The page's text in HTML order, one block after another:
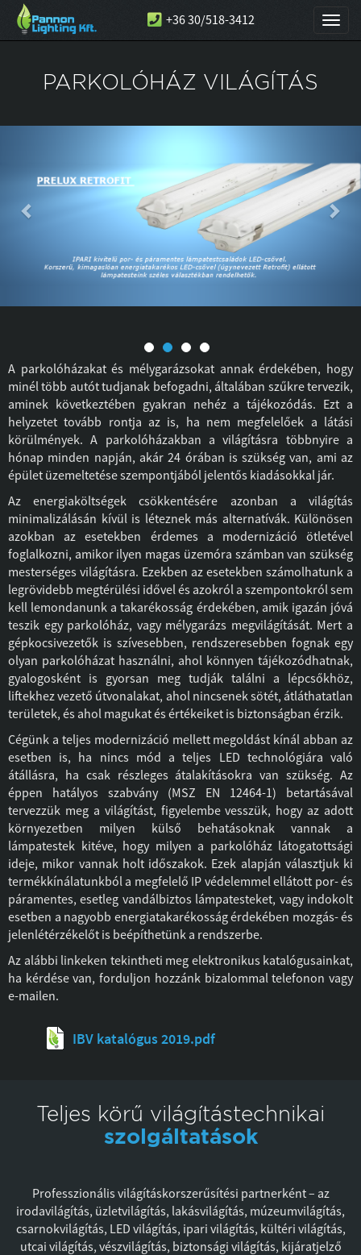
+36 30/518-3412
PARKOLÓHÁZ VILÁGÍTÁS
A parkolóházakat és mélygarázsokat annak érdekében, hogy
minél több autót tudjanak befogadni, általában szűkre tervezik,
aminek következtében gyakran nehéz a tájékozódás. Ezt a
helyzetet tovább rontja az is, ha nem megfelelőek a látási
körülmények. A parkolóházakban a világításra többnyire a
hónap minden napján, akár 24 órában is szükség van, ami az
épület üzemeltetése szempontjából jelentős kiadásokkal jár.
Az energiaköltségek csökkentésére azonban a világítás
minimalizálásán kívül is léteznek más alternatívák. Különösen
azokban az esetekben érdemes a modernizáció ötletével
foglalkozni, amikor ilyen magas üzemóra számban van szükség
mesterséges világításra. Ezekben az esetekben számolhatunk a
legrövidebb megtérülési idővel és azokról a szempontokról sem
kell lemondanunk a takarékosság érdekében, amik igazán jóvá
teszik egy parkolóház, vagy mélygarázs megvilágítását. Mert a
gépkocsivezetők is szívesebben, rendszeresebben fognak egy
olyan parkolóházat használni, ahol könnyen tájékozódhatnak,
gyalogosként is gyorsan meg tudják találni a lépcsőkhöz,
liftekhez vezető útvonalakat, ahol nincsenek sötét, átláthatatlan
területek, és ahol magukat és értékeiket is biztonságban érzik.
Cégünk a teljes modernizáció mellett megoldást kínál abban az
esetben is, ha nincs mód a teljes LED technológiára való
átállásra, ha csak részleges átalakításokra van szükség. Az
éppen hatályos szabvány (MSZ EN 12464-1) betartásával
tervezzük meg a világítást, figyelembe vesszük, hogy az adott
környezetben milyen külső behatásoknak vannak a
lámpatestek kitéve, hogy milyen a parkolóház látogatottsági
ideje, mikor vannak holt időszakok. Ezek alapján választjuk ki
termékkínálatunkból a megfelelő IP védelemmel ellátott por- és
páramentes, esetleg vandálbiztos lámpatesteket, vagy indokolt
esetben a nagyobb energiatakarékosság érdekében mozgás- és
jelenlétérzékelőt is beépíthetünk a rendszerbe.
Az alábbi linkeken tekintheti meg elektronikus katalógusainkat,
ha kérdése van, forduljon hozzánk bizalommal telefonon vagy
e-mailen.
IBV katalógus 2019.pdf
Teljes körű világítástechnikai
szolgáltatások
Professzionális világításkorszerűsítési partnerként – az
irodavilágítás, üzletvilágítás, lakásvilágítás, múzeumvilágítás,
csarnokvilágítás, LED világítás, ipari világítás, kültéri világítás,
utcai világítás, vészvilágítás, biztonsági világítás, kijáratjelző